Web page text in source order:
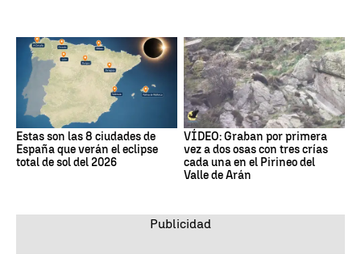
Estas son las 8 ciudades de
España que verán el eclipse
total de sol del 2026
VÍDEO: Graban por primera
vez a dos osas con tres crías
cada una en el Pirineo del
Valle de Arán